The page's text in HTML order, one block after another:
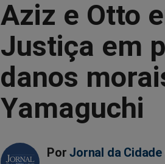
Aziz e Otto
Justiça em
danos
Yamaguchi
Por Jornal da Cidade